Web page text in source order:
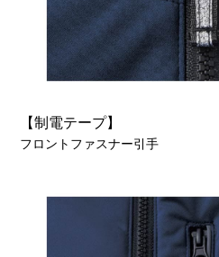
【制電テープ】
フロントファスナー引手